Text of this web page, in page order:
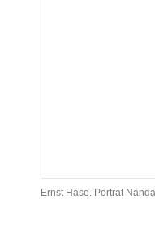
Ernst Hase. Porträt